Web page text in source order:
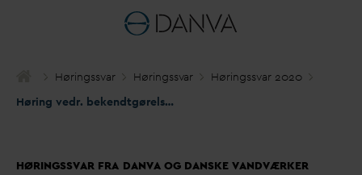
Høringssvar Høringssvar Høringssvar 2020
Høring vedr. bekendtgørelse om salg af koncentrerede bekæmpelsesmidler
HØRINGSSVAR FRA DANVA OG DANSKE VANDVÆRKER